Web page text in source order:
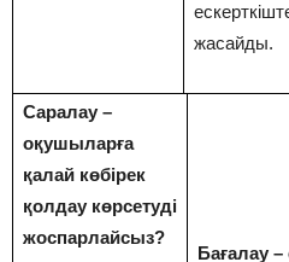
жасайды.
Саралау –
оқушыларға
қалай көбірек
қолдау көрсетуді
жоспарлайсыз?
Бағалау